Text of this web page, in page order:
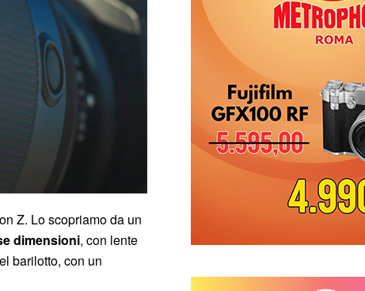
Z. Lo scopriamo da un
dimensioni, con lente
barilotto, con un